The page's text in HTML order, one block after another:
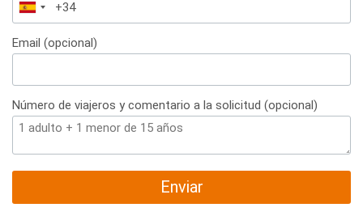
España
+34
Email (opcional)
Número de viajeros y comentario a la solicitud (opcional)
Enviar